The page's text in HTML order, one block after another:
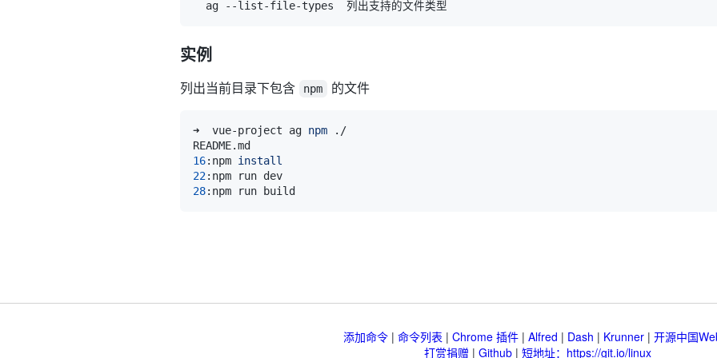
实例
列出当前目录下包含 npm 的文件
➜  vue-project ag npm
16:npm install
22
28
添加命令| 命令列表 | Chrome 插件| Alfred | Dash | Krunner| 开源中国
打赏捐赠 | Github | 短地址：https://git.io/linux